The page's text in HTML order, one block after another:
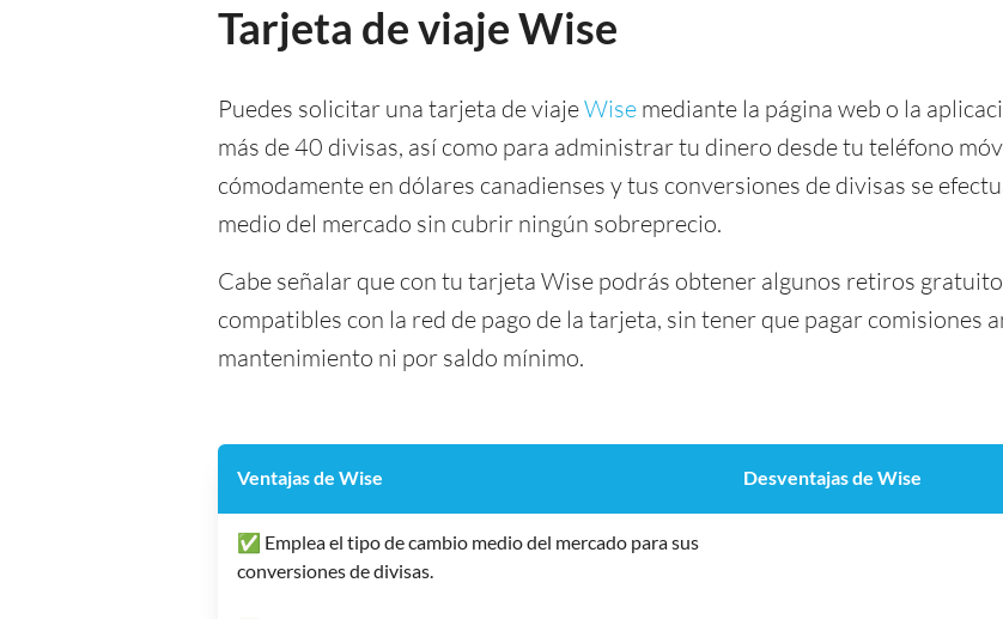
Tarjeta de viaje Wise
Puedes solicitar una tarjeta de viajeWise mediante la página web o la
más de 40 divisas, así como para administrar tu dinero desde tu teléfono
cómodamente en dólares canadienses y tus conversiones de divisas se
medio del mercado sin cubrir ningún sobreprecio.
Cabe señalar que con tu tarjeta Wise podrás obtener algunos retiros
compatibles con la red de pago de la tarjeta, sin tener que pagar comisiones
mantenimiento ni por saldo mínimo.
Ventajas de Wise Desventajas de Wise
✅ Emplea el tipo de cambio medio del mercado para sus
conversiones de divisas.